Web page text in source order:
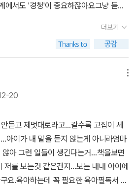
은 다음과 같습니다. “울면 안 돼’, ‘불
서 그렇다”고 단정 짓는다. 아이가 괴롭
까 당하는 거야”라고 나무란다. 아이가
떻게든 해보라고 뿌리친다. 아이의 용
같이 말해주세요.“불안한 거지?”“나름
께 해보자꾸나.”P199 부모는 육아에서
에 대해 확실하게 정해야 합니다. 어떤
게 무엇을 해주고 싶은지를 말입니다.
우선은 웃으면서 고맙다는 인사를 건네
려고 애써 힘쓰지 않아도 됩니다. 자신
신이 결정하는 것입니다.
에서도 '경청'이 중요하잖아요그냥 듣는
움의 자세로 받아들이고행동하려 하는
거 같아요사실 알고 보면 정답은 없는
어지고 답이 있는거 좋아하는거 보면
살 아들도 성향이 다르지만그래도 가장
번 아이의 안정감과 신뢰를 쌓도록경청
연히 아는내용일지라도 읽고 내 상황에
들이 많아요지금부터라도 아이의 말에
아이를 보듬어줘야겠어요!
더보기
20
듣고 제멋대로라고...갈수록 고집이 세
아이가 내 말을 듣지 않는게 아니라엄마
아 그런 일들이 생긴다는거...책을보면
저를 보는것 같은건지...보는 내내 아이에
요.육아하는데 꼭 필요한 육아필독서 왜